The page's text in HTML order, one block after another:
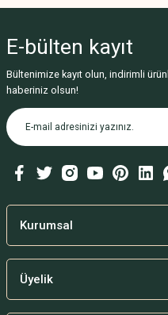
E-bülten kayıt
Bültenimize kayıt olun, indirimli
haberiniz olsun!
Kurumsal
Üyelik